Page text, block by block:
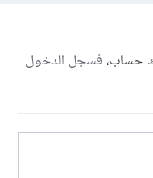
حساب،فسجل الدخول